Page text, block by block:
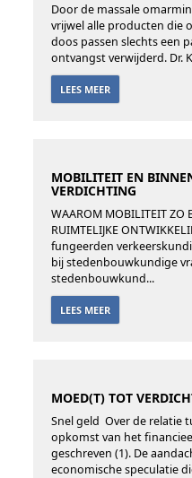
Door de massale
vrijwel alle producten die
doos passen slechts een
ontvangst verwijderd. Dr.
LEES MEER
MOBILITEIT EN
VERDICHTING
WAAROM MOBILITEIT ZO
RUIMTELIJKE
fungeerden
bij stedenbouwkundige
stedenbouwkund...
LEES MEER
MOED(T) TOT
Snel geld Over de relatie
opkomst van het
geschreven (1). De
economische speculatie